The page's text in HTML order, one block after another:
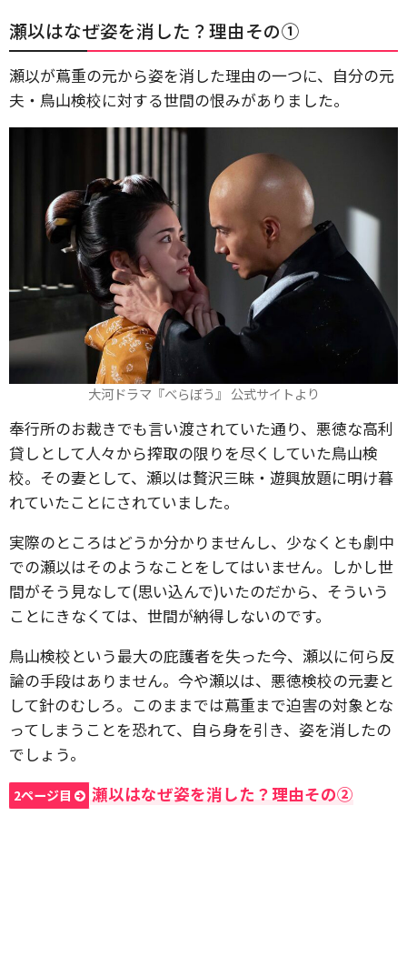
瀬以はなぜ姿を消した？理由その①
瀬以が蔦重の元から姿を消した理由の一つに、自分の元
夫・鳥山検校に対する世間の恨みがありました。
大河ドラマ『べらぼう』 公式サイトより
奉行所のお裁きでも言い渡されていた通り、悪徳な高利
貸しとして人々から搾取の限りを尽くしていた鳥山検
校。その妻として、瀬以は贅沢三昧・遊興放題に明け暮
れていたことにされていました。
実際のところはどうか分かりませんし、少なくとも劇中
での瀬以はそのようなことをしてはいません。しかし世
間がそう見なして(思い込んで)いたのだから、そういう
ことにきなくては、世間が納得しないのです。
鳥山検校という最大の庇護者を失った今、瀬以に何ら反
論の手段はありません。今や瀬以は、悪徳検校の元妻と
して針のむしろ。このままでは蔦重まで迫害の対象とな
ってしまうことを恐れて、自ら身を引き、姿を消したの
でしょう。
2ページ目 瀬以はなぜ姿を消した？理由その②